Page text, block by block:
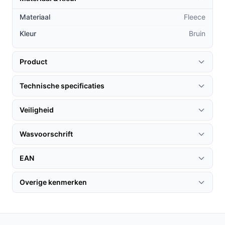
andere dekens door zijn unieke functies:
Oververhittingsbeveiliging:In tegenstelling tot
veel andere dekens, heeft deze een ingebouwde
beveiliging die ervoor zorgt dat hij niet oververhit
raakt, wat de veiligheid vergroot.
Snelle opwarming:Met een vermogen van 120W
verwarmt deze deken snel, zodat je binnen een
halfuur kunt genieten van de warmte.
Handwasbaar:
gebruiksvriendelijkheid van het product.
Gebruik & praktische tips
Materiaal
Fleece
Kleur
Bruin
Product
Technische specificaties
Veiligheid
Wasvoorschrift
EAN
Overige kenmerken